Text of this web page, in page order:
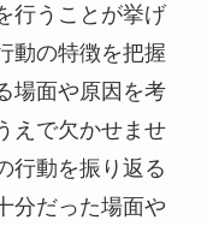
行うことが挙げ
動の特徴を把握
場面や原因を考
えで欠かせませ
行動を振り返る
分だった場面や